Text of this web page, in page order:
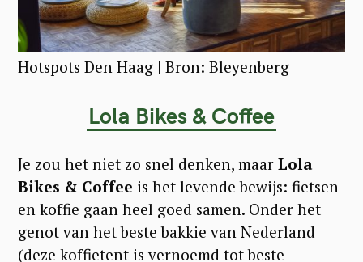
Hotspots Den Haag | Bron: Bleyenberg
Lola Bikes & Coffee
Je zou het niet zo snel denken, maar Lola
Bikes & Coffee is het levende bewijs: fietsen
en koffie gaan heel goed samen. Onder het
genot van het beste bakkie van Nederland
(deze koffietent is vernoemd tot beste